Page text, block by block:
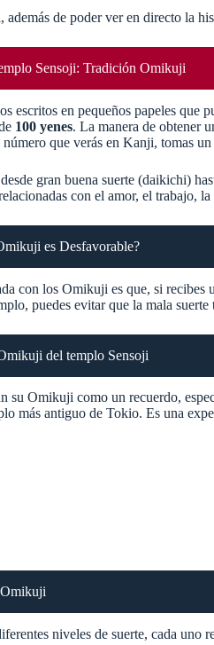
además de poder ver en directo la
Sensoji: Tradición Omikuji
escritos en pequeños papeles que
100 yenes. La manera de obtener
que verás en Kanji, tomas
gran buena suerte (daikichi)
con el amor, el trabajo,
es Desfavorable?
con los Omikuji es que, si recibes
puedes evitar que la mala suerte
del templo Sensoji
su Omikuji como un recuerdo,
más antiguo de Tokio. Es una
niveles de suerte, cada uno